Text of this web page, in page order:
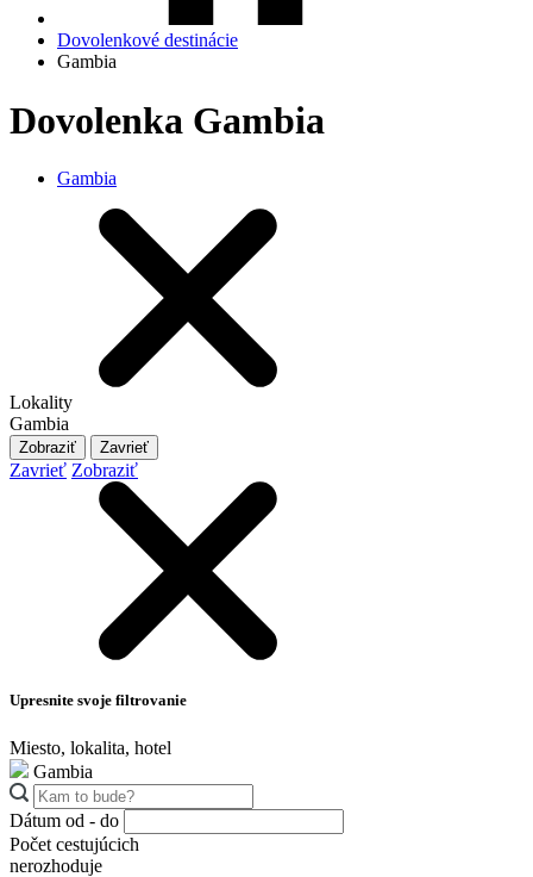
Dovolenkové destinácie
Gambia
Dovolenka Gambia
Gambia
Lokality
Gambia
Zobraziť Zavrieť
Zavrieť Zobraziť
Upresnite svoje filtrovanie
Miesto, lokalita, hotel
Gambia
Dátum od - do
Počet cestujúcich
nerozhoduje